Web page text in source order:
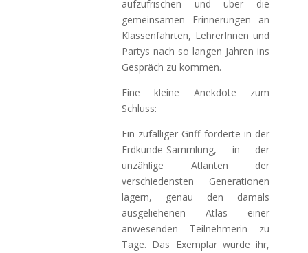
aufzufrischen und über die
gemeinsamen Erinnerungen an
Klassenfahrten, LehrerInnen und
Partys nach so langen Jahren ins
Gespräch zu kommen.
Eine kleine Anekdote zum
Schluss:
Ein zufälliger Griff förderte in der
Erdkunde-Sammlung, in der
unzählige Atlanten der
verschiedensten Generationen
lagern, genau den damals
ausgeliehenen Atlas einer
anwesenden Teilnehmerin zu
Tage. Das Exemplar wurde ihr,